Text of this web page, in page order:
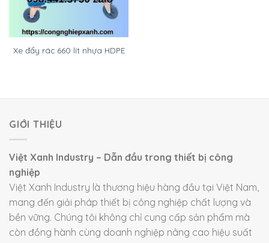
Xe đẩy rác 660 lít nhựa HDPE
GIỚI THIỆU
Việt Xanh Industry – Dẫn đầu trong thiết bị công
nghiệp
Việt Xanh Industry là thương hiệu hàng đầu tại Việt Nam,
mang đến giải pháp thiết bị công nghiệp chất lượng và
bền vững. Chúng tôi không chỉ cung cấp sản phẩm mà
còn đồng hành cùng doanh nghiệp nâng cao hiệu suất